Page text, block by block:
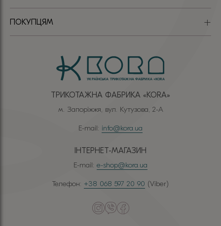
ТРИКОТАЖНА ФАБРИКА «КОRА»
м. Запоріжжя, вул. Кутузова, 2-А
E-mail: info@kora.ua
ІНТЕРНЕТ-МАГАЗИН
E-mail: e-shop@kora.ua
Телефон: +38 068 597 20 90 (Viber)
ПОКУПЦЯМ